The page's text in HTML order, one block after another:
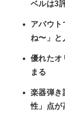
ベルは3
アバウト
ね〜」と
優れたオ
まる
楽器弾き
性」点が